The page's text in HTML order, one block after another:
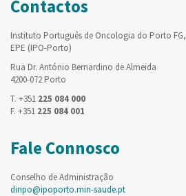
Contactos
Instituto Português de Oncologia do Porto FG,
EPE (IPO-Porto)
Rua Dr. António Bernardino de Almeida
4200-072 Porto
T. +351 225 084 000
F. +351 225 084 001
Fale Connosco
Conselho de Administração
diripo@ipoporto.min-saude.pt